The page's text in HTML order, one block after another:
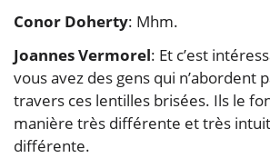
Conor Doherty: Mhm.
Joannes Vermorel: Et c’est
vous avez des gens qui n’abordent
travers ces lentilles brisées. Ils le
manière très différente et très
différente.